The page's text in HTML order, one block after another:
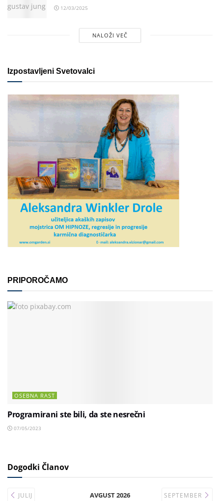
12/03/2025
NALOŽI VEČ
Izpostavljeni Svetovalci
PRIPOROČAMO
OSEBNA RAST
Programirani ste bili, da ste nesrečni
07/05/2023
Dogodki Članov
JULIJ AVGUST 2026 SEPTEMBER